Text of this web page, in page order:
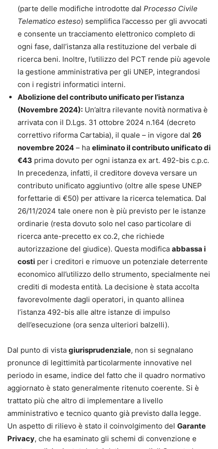
(parte delle modifiche introdotte dal Processo Civile
Telematico esteso) semplifica l’accesso per gli avvocati
e consente un tracciamento elettronico completo di
ogni fase, dall’istanza alla restituzione del verbale di
ricerca beni. Inoltre, l’utilizzo del PCT rende più agevole
la gestione amministrativa per gli UNEP, integrandosi
con i registri informatici interni.
Abolizione del contributo unificato per l’istanza
(Novembre 2024): Un’altra rilevante novità normativa è
arrivata con il D.Lgs. 31 ottobre 2024 n.164 (decreto
correttivo riforma Cartabia), il quale – in vigore dal 26
novembre 2024 – ha eliminato il contributo unificato di
€43 prima dovuto per ogni istanza ex art. 492-bis c.p.c.
In precedenza, infatti, il creditore doveva versare un
contributo unificato aggiuntivo (oltre alle spese UNEP
forfettarie di €50) per attivare la ricerca telematica. Dal
26/11/2024 tale onere non è più previsto per le istanze
ordinarie (resta dovuto solo nel caso particolare di
ricerca ante-precetto ex co.2, che richiede
autorizzazione del giudice). Questa modifica abbassa i
costi per i creditori e rimuove un potenziale deterrente
economico all’utilizzo dello strumento, specialmente nei
crediti di modesta entità. La decisione è stata accolta
favorevolmente dagli operatori, in quanto allinea
l’istanza 492-bis alle altre istanze di impulso
dell’esecuzione (ora senza ulteriori balzelli).
Dal punto di vista giurisprudenziale, non si segnalano
pronunce di legittimità particolarmente innovative nel
periodo in esame, indice del fatto che il quadro normativo
aggiornato è stato generalmente ritenuto coerente. Si è
trattato più che altro di implementare a livello
amministrativo e tecnico quanto già previsto dalla legge.
Un aspetto di rilievo è stato il coinvolgimento del Garante
Privacy, che ha esaminato gli schemi di convenzione e